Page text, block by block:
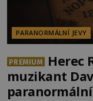
PARANORMÁLNÍ JEVY
PREMIUM
Herec
muzikant